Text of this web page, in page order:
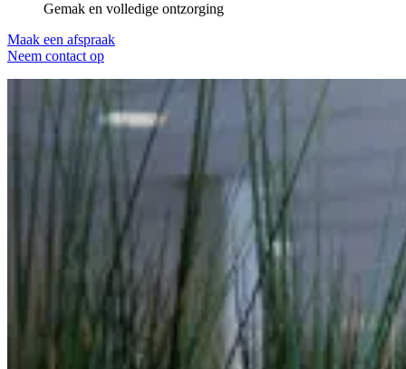
Gemak en volledige ontzorging
Maak een afspraak
Neem contact op